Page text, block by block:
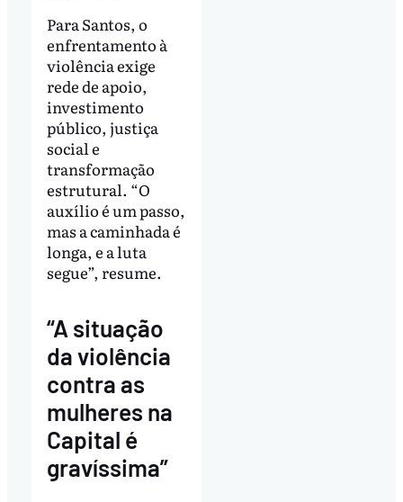
Para Santos, o
enfrentamento à
violência exige
rede de apoio,
investimento
público, justiça
social e
transformação
estrutural. “O
auxílio é um passo,
mas a caminhada é
longa, e a luta
segue”, resume.
“A situação
da violência
contra as
mulheres na
Capital é
gravíssima”